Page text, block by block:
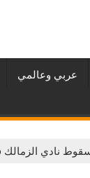
عربي وعالمي
نادي الزمالك